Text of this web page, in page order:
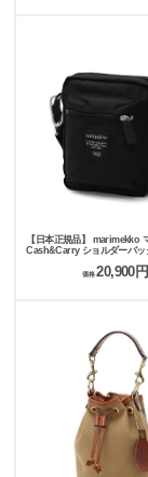
【日本正規品】 marimekko
Cash&Carry ショルダーバッ
価格 20,900円